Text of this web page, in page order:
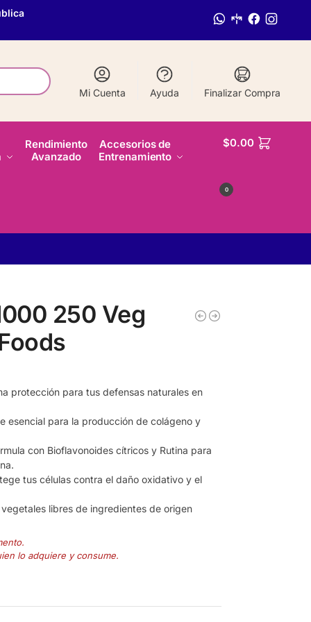
Mi Cuenta Ayuda Finalizar Compra
Rendimiento
Avanzado
Accesorios de
Entrenamiento
$0.00
0
250 Veg
protección para tus defensas naturales en
esencial para la producción de colágeno y
con Bioflavonoides cítricos y Rutina para
tus células contra el daño oxidativo y el
libres de ingredientes de origen
lo adquiere y consume.